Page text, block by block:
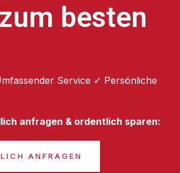
besten
Service ✓ Persönliche
anfragen & ordentlich sparen:
ANFRAGEN